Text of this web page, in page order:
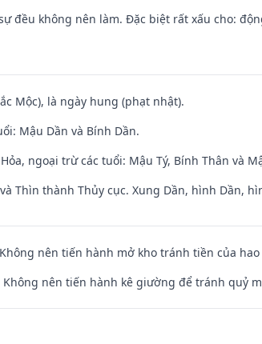
đều không nên làm. Đặc biệt rất xấu cho:
Mộc), là ngày hung (phạt nhật).
Mậu Dần và Bính Dần.
ngoại trừ các tuổi: Mậu Tý, Bính Thân và
Thìn thành Thủy cục. Xung Dần, hình Dần,
nên tiến hành mở kho tránh tiền của
Không nên tiến hành kê giường để tránh quỷ